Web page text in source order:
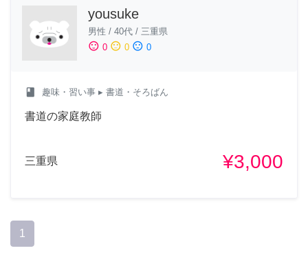
yousuke
男性 / 40代 / 三重県
sentiment_satisfied 0 sentiment_neutral 0 sentiment_dissatisfied 0
class 趣味・習い事 ▸ 書道・そろばん
書道の家庭教師
三重県 ¥3,000
1